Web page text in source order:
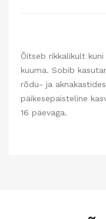
Õitseb rikkalikult
kuuma. Sobib
rõdu- ja
päikesepaisteline
16 päevaga.